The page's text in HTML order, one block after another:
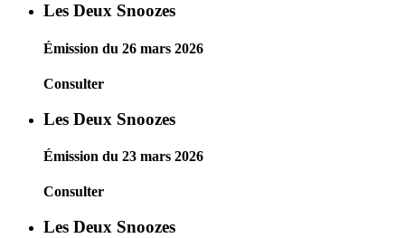
Les Deux Snoozes
Émission du 26 mars 2026
Consulter
Les Deux Snoozes
Émission du 23 mars 2026
Consulter
Les Deux Snoozes